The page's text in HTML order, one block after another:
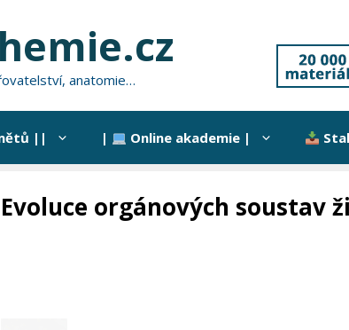
anatomie…
|| | Online akademie |
Evoluce orgánových soustav